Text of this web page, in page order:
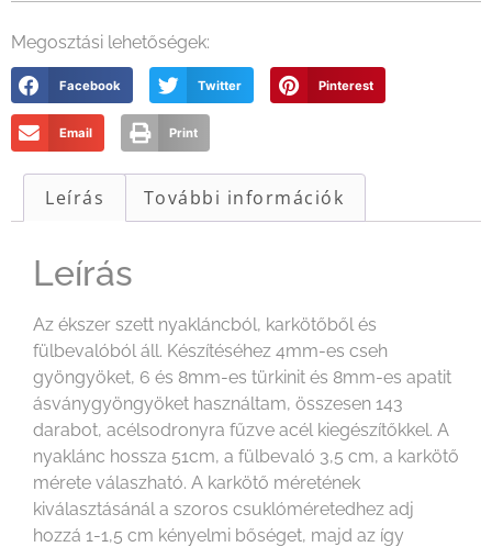
Megosztási lehetőségek:
Facebook Twitter Pinterest
Email Print
Leírás További információk
Leírás
Az ékszer szett nyakláncból, karkötőből és
fülbevalóból áll. Készítéséhez 4mm-es cseh
gyöngyöket, 6 és 8mm-es türkinit és 8mm-es apatit
ásványgyöngyöket használtam, összesen 143
darabot, acélsodronyra fűzve acél kiegészítőkkel. A
nyaklánc hossza 51cm, a fülbevaló 3,5 cm, a karkötő
mérete válaszható. A karkötő méretének
kiválasztásánál a szoros csuklóméretedhez adj
hozzá 1-1,5 cm kényelmi bőséget, majd az így